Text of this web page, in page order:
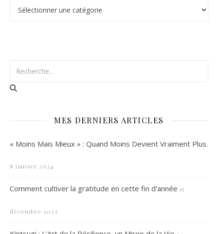
MES DERNIERS ARTICLES
« Moins Mais Mieux » : Quand Moins Devient Vraiment Plus.
8 janvier 2024
Comment cultiver la gratitude en cette fin d’année 15
décembre 2023